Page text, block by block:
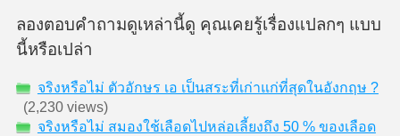
ลองตอบคำถามดูเหล่านี้ดู คุณเคยรู้เรื่องแปลกๆ แบบ
นี้หรือเปล่า
จริงหรือไม่ ตัวอักษร เอ เป็นสระที่เก่าแก่ที่สุดในอังกฤษ ?
(2,230 views)
จริงหรือไม่ สมองใช้เลือดไปหล่อเลี้ยงถึง 50 % ของเลือด